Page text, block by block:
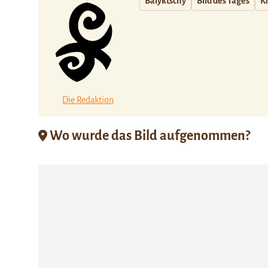
Die Redaktion
Wo wurde das Bild aufgenommen?